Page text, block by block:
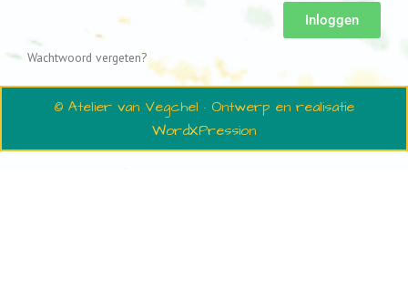
Inloggen
Wachtwoord vergeten?
© Atelier van Vegchel · Ontwerp en realisatie
WordXPression